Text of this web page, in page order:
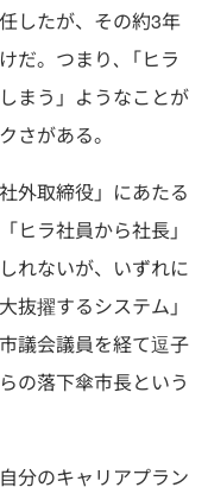
したが、その約3年
だ。つまり､「ヒラ
まう」ようなことが
さがある。
外取締役」にあたる
ヒラ社員から社長」
れないが、いずれに
抜擢するシステム」
議会議員を経て逗子
の落下傘市長という
分のキャリアプラン